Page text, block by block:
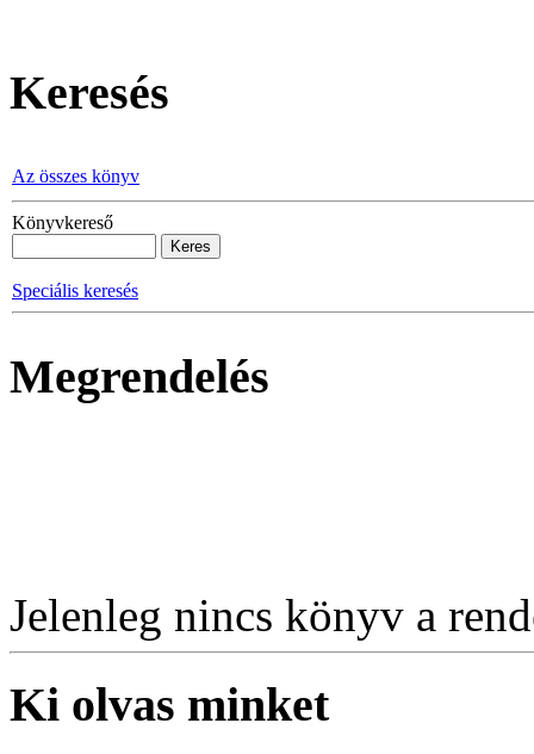
Keresés
Az összes könyv
Könyvkereső
Speciális keresés
Megrendelés
Jelenleg nincs könyv a
Ki olvas minket